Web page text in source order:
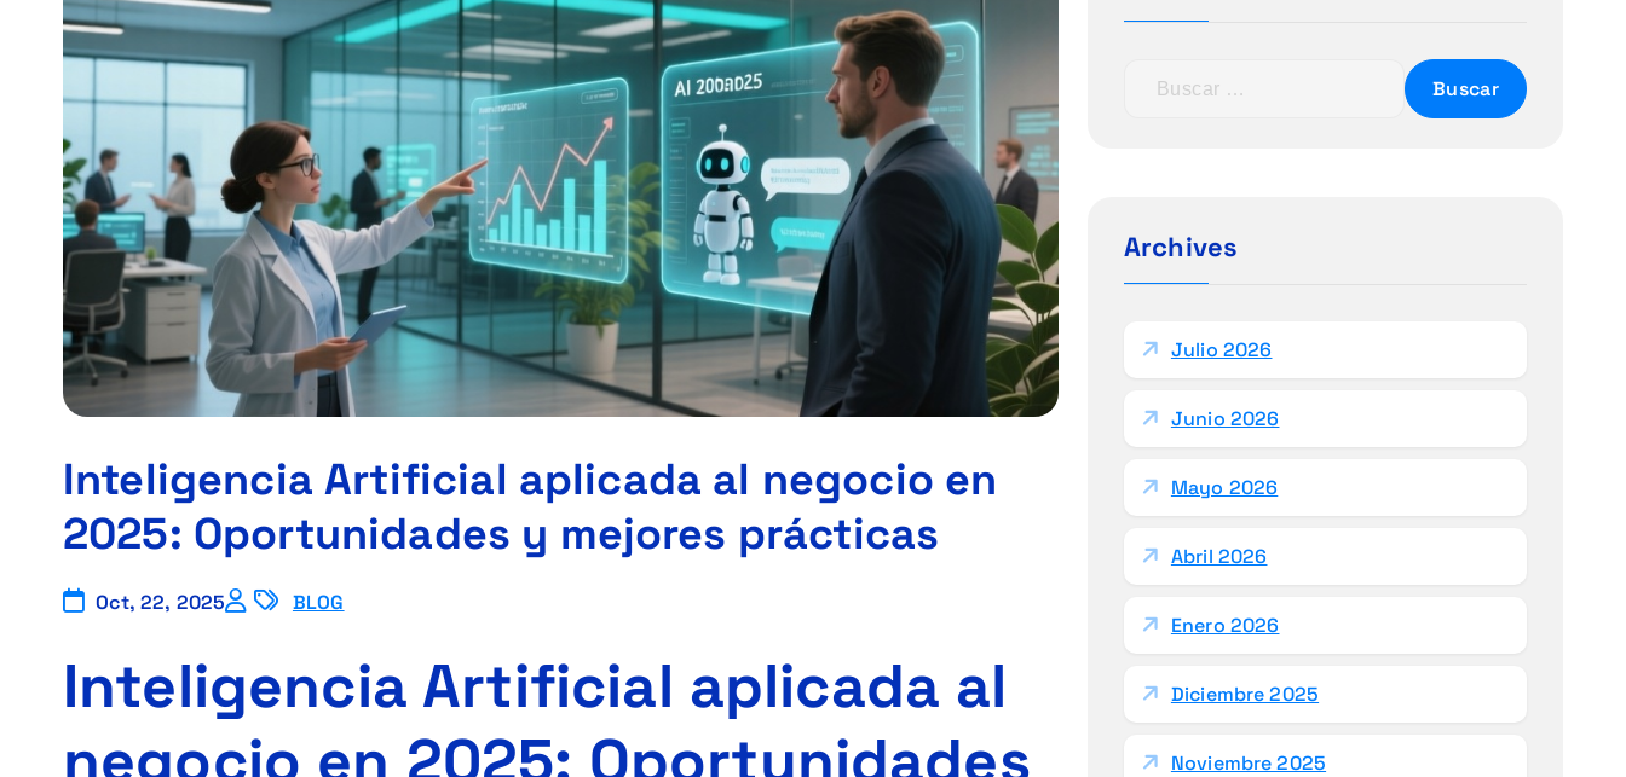
Inteligencia Artificial aplicada al negocio en
2025: Oportunidades y mejores prácticas
Oct, 22, 2025 BLOG
Inteligencia Artificial aplicada al
negocio en 2025: Oportunidades
r
Archives
Julio 2026
Junio 2026
Mayo 2026
Abril 2026
Enero 2026
Diciembre 2025
Noviembre 2025